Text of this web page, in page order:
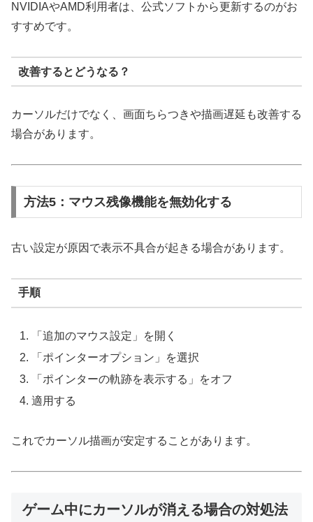
NVIDIAやAMD利用者は、公式ソフトから更新するのがお
すすめです。
改善するとどうなる？
カーソルだけでなく、画面ちらつきや描画遅延も改善する
場合があります。
方法5：マウス残像機能を無効化する
古い設定が原因で表示不具合が起きる場合があります。
手順
「追加のマウス設定」を開く
「ポインターオプション」を選択
「ポインターの軌跡を表示する」をオフ
適用する
これでカーソル描画が安定することがあります。
ゲーム中にカーソルが消える場合の対処法